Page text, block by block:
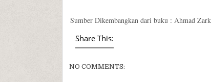
Sumber Dikembangkan dari buku : Ahmad
Share This:
NO COMMENTS: